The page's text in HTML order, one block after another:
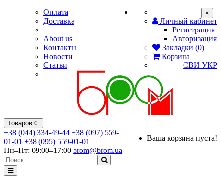
Оплата
Доставка
About us
Контакты
Новости
Статьи
Личный кабинет
Регистрация
Авторизация
Закладки (0)
Корзина
СВИ УКР
Товаров 0
Ваша корзина пуста!
+38 (044) 334-49-44 +38 (097) 559-
01-01 +38 (095) 559-01-01
Пн–Пт: 09:00–17:00 brom@brom.ua
×